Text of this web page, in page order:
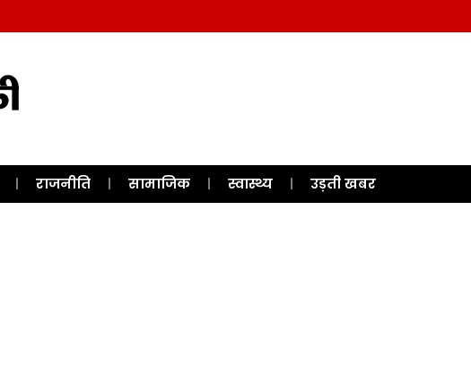
राजनीति सामाजिक स्वास्थ्य उड़ती खबर